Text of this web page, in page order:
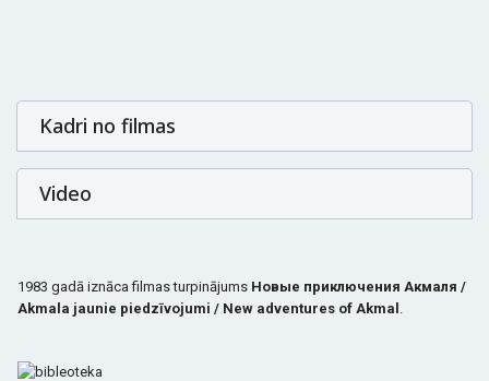
Kadri no filmas
Video
1983 gadā iznāca filmas turpinājums Новые приключения Акмаля /
Akmala jaunie piedzīvojumi / New adventures of Akmal .